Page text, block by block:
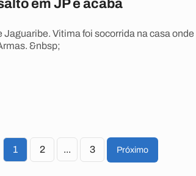
em JP e acaba
Jaguaribe. Vitima foi socorrida na casa onde
&nbsp;
1 2 ... 3 Próximo